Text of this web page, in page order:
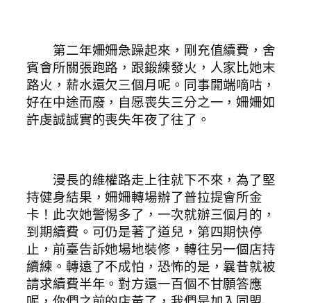
第二年姍姍急躁起來，剛充值續費，舍
賓會所關張跑路，跟鍛練發火，人家比她末
路火，薪水還欠三個月呢。同事開端嘀咕，
好在中途而廢，自愿喪失三分之一，姍姍如
許虔誠誠實的喪失年夜了往了。
漫長的維權路走上往就下不來，為了堅
持健身結果，姍姍轉場辦了普拉提會所金
卡！此次她警惕多了，一次就辦三個月的，
到期續費。可仍是著了道兒，第四期快停
止，前臺告訴她場地裝修，轉往另一個店持
續練。轉遠了不成怕，恐怖的是，曩昔就被
請求續費半年。對方還一百個不甘願答應